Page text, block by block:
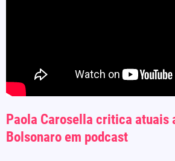
Paola Carosella critica atuais
Bolsonaro em podcast